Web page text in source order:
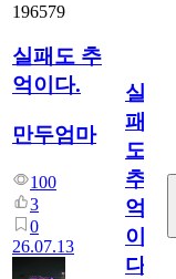
196579
실패도 추
억이다.
만두엄마
100
3
0
26.07.13
실
패
도
추
억
이
다.